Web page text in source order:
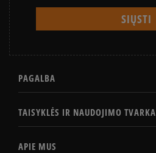
PAGALBA
TAISYKLĖS IR NAUDOJIMO TVARKA
APIE MUS